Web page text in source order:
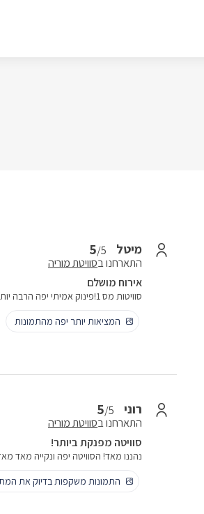
מיטל 5/5
התארחנו בסוויטת מוריה
אירוח מושלם
סוויטות מס 1!פינוק אמיתי יפה הרבה יותר מהתמונות אין ספק שנחזור שוב!
המציאות יותר יפה מהתמונות
רוני 5/5
התארחנו בסוויטת מוריה
סוויטה מפנקת ביותר!
נהננו מאד! הסוויטה יפה ונקייה מאד
התמונות משקפות בדיוק את